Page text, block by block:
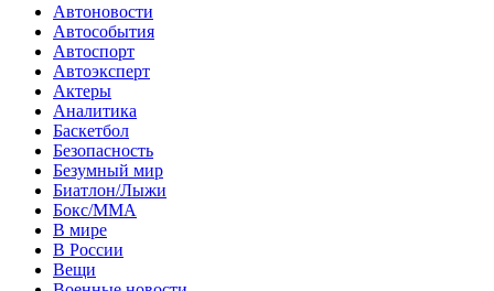
Автоновости
Автособытия
Автоспорт
Автоэксперт
Актеры
Аналитика
Баскетбол
Безопасность
Безумный мир
Биатлон/Лыжи
Бокс/MMA
В мире
В России
Вещи